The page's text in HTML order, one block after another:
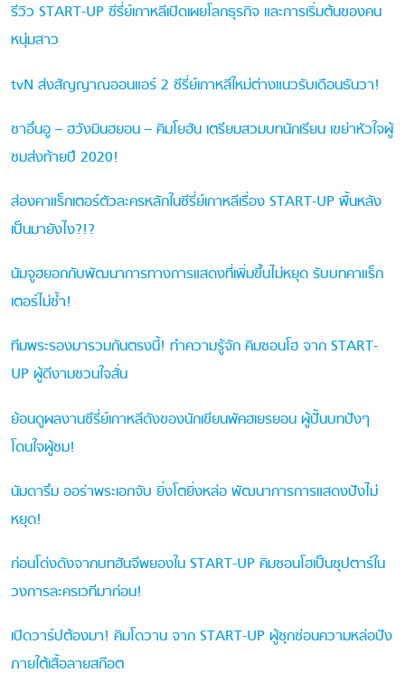
รีวิว START-UP ซีรี่ย์เกาหลีเปิดเผยโลกธุรกิจ และการเริ่มต้นของคน
หนุ่มสาว
tvN ส่งสัญญาณออนแอร์ 2 ซีรี่ย์เกาหลีใหม่ต่างแนวรับเดือนธันวา!
ชาอึนอู – ฮวังมินฮยอน – คิมโยฮัน เตรียมสวมบทนักเรียน เขย่าหัวใจผู้
ชมส่งท้ายปี 2020!
ส่องคาแร็กเตอร์ตัวละครหลักในซีรี่ย์เกาหลีเรื่อง START-UP พื้นหลัง
เป็นมายังไง?!?
นัมจูฮยอกกับพัฒนาการทางการแสดงที่เพิ่มขึ้นไม่หยุด รับบทคาแร็ก
เตอร์ไม่ซ้ำ!
ทีมพระรองมารวมกันตรงนี้! ทำความรู้จัก คิมซอนโฮ จาก START-
UP ผู้ดีงามชวนใจสั่น
ย้อนดูผลงานซีรี่ย์เกาหลีดังของนักเขียนพัคฮเยรยอน ผู้ปั้นบทปังๆ
โดนใจผู้ชม!
นัมดารึม ออร่าพระเอกจับ ยิ่งโตยิ่งหล่อ พัฒนาการการแสดงปังไม่
หยุด!
ก่อนโด่งดังจากบทฮันจีพยองใน START-UP คิมซอนโฮเป็นซุปตาร์ใน
วงการละครเวทีมาก่อน!
เปิดวาร์ปต้องมา! คิมโดวาน จาก START-UP ผู้ซุกซ่อนความหล่อปัง
ภายใต้เสื้อลายสก๊อต